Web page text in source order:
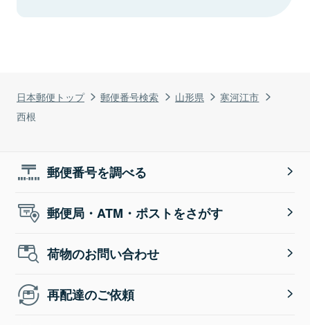
日本郵便トップ 郵便番号検索 山形県
寒河江市
西根
郵便番号を調べる
郵便局・ATM・ポストをさがす
荷物のお問い合わせ
再配達のご依頼